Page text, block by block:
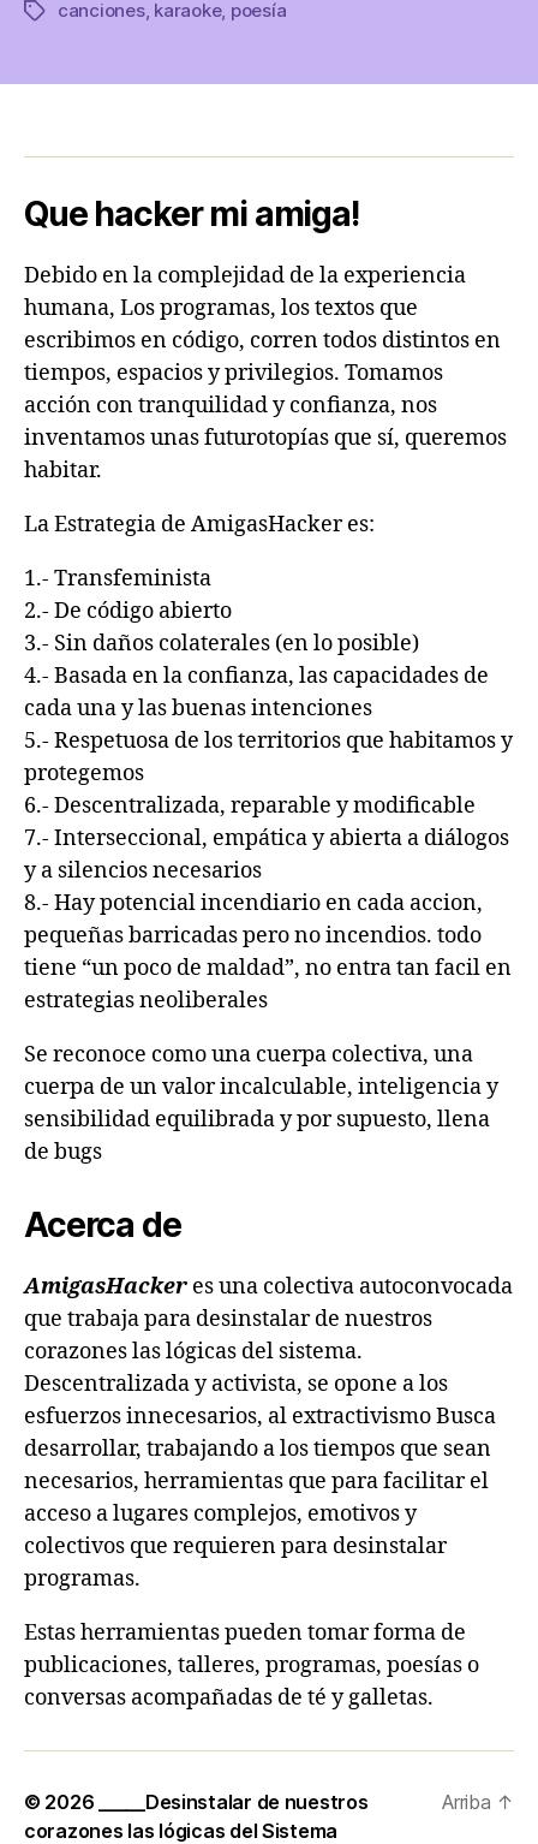
Etiquetas
canciones, karaoke, poesía
Que hacker mi amiga!
Debido en la complejidad de la experiencia
humana, Los programas, los textos que
escribimos en código, corren todos distintos en
tiempos, espacios y privilegios. Tomamos
acción con tranquilidad y confianza, nos
inventamos unas futurotopías que sí, queremos
habitar.
La Estrategia de AmigasHacker es:
1.- Transfeminista
2.- De código abierto
3.- Sin daños colaterales (en lo posible)
4.- Basada en la confianza, las capacidades de
cada una y las buenas intenciones
5.- Respetuosa de los territorios que habitamos y
protegemos
6.- Descentralizada, reparable y modificable
7.- Interseccional, empática y abierta a diálogos
y a silencios necesarios
8.- Hay potencial incendiario en cada accion,
pequeñas barricadas pero no incendios. todo
tiene “un poco de maldad”, no entra tan facil en
estrategias neoliberales
Se reconoce como una cuerpa colectiva, una
cuerpa de un valor incalculable, inteligencia y
sensibilidad equilibrada y por supuesto, llena
de bugs
Acerca de
AmigasHacker es una colectiva autoconvocada
que trabaja para desinstalar de nuestros
corazones las lógicas del sistema.
Descentralizada y activista, se opone a los
esfuerzos innecesarios, al extractivismo Busca
desarrollar, trabajando a los tiempos que sean
necesarios, herramientas que para facilitar el
acceso a lugares complejos, emotivos y
colectivos que requieren para desinstalar
programas.
Estas herramientas pueden tomar forma de
publicaciones, talleres, programas, poesías o
conversas acompañadas de té y galletas.
© 2026
_____Desinstalar de nuestros
corazones las lógicas del Sistema
Arriba ↑